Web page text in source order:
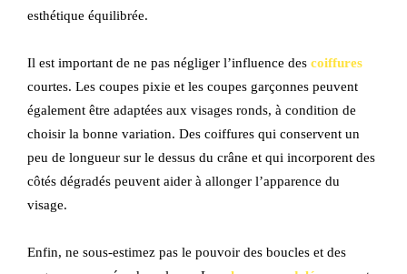
esthétique équilibrée.
Il est important de ne pas négliger l’influence des coiffures
courtes. Les coupes pixie et les coupes garçonnes peuvent
également être adaptées aux visages ronds, à condition de
choisir la bonne variation. Des coiffures qui conservent un
peu de longueur sur le dessus du crâne et qui incorporent des
côtés dégradés peuvent aider à allonger l’apparence du
visage.
Enfin, ne sous-estimez pas le pouvoir des boucles et des